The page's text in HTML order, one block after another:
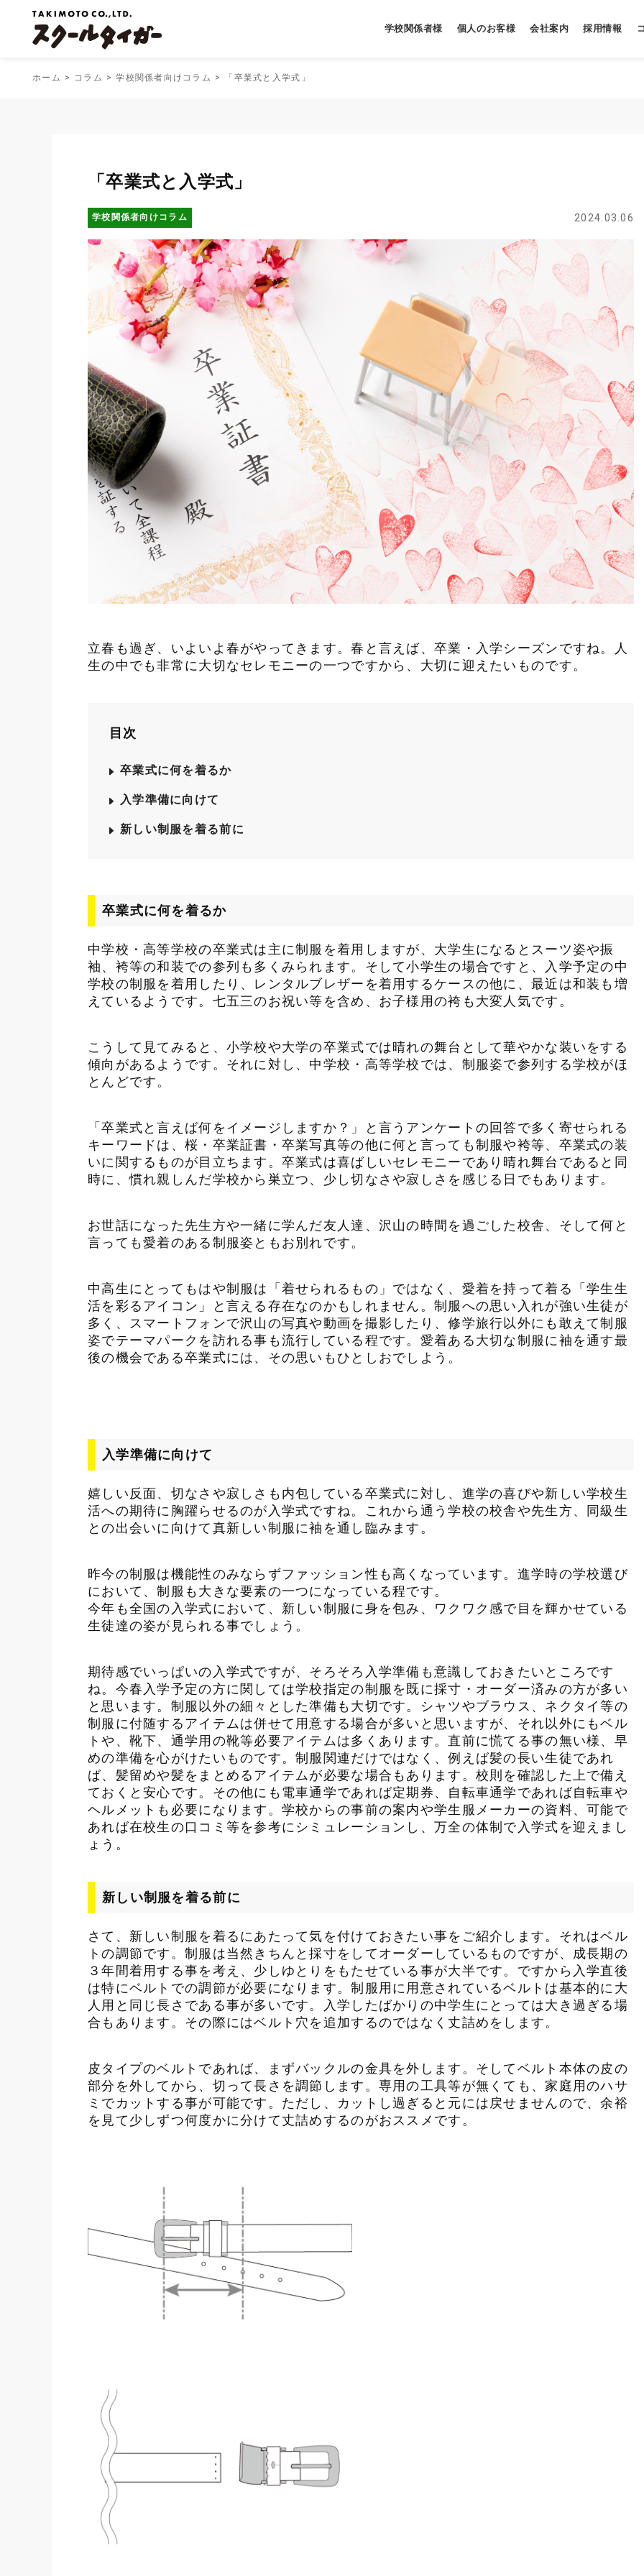
学校関係者様 個人のお客様 会社案内 採用情報
ホーム コラム 学校関係者向けコラム 「卒業式と入学式」
「卒業式と入学式」
学校関係者向けコラム 2024.03.06
立春も過ぎ、いよいよ春がやってきます。春と言えば、卒業・入学シーズンですね。人
生の中でも非常に大切なセレモニーの一つですから、大切に迎えたいものです。
目次
卒業式に何を着るか
入学準備に向けて
新しい制服を着る前に
卒業式に何を着るか
中学校・高等学校の卒業式は主に制服を着用しますが、大学生になるとスーツ姿や振
袖、袴等の和装での参列も多くみられます。そして小学生の場合ですと、入学予定の中
学校の制服を着用したり、レンタルブレザーを着用するケースの他に、最近は和装も増
えているようです。七五三のお祝い等を含め、お子様用の袴も大変人気です。
こうして見てみると、小学校や大学の卒業式では晴れの舞台として華やかな装いをする
傾向があるようです。それに対し、中学校・高等学校では、制服姿で参列する学校がほ
とんどです。
「卒業式と言えば何をイメージしますか？」と言うアンケートの回答で多く寄せられる
キーワードは、桜・卒業証書・卒業写真等の他に何と言っても制服や袴等、卒業式の装
いに関するものが目立ちます。卒業式は喜ばしいセレモニーであり晴れ舞台であると同
時に、慣れ親しんだ学校から巣立つ、少し切なさや寂しさを感じる日でもあります。
お世話になった先生方や一緒に学んだ友人達、沢山の時間を過ごした校舎、そして何と
言っても愛着のある制服姿ともお別れです。
中高生にとってもはや制服は「着せられるもの」ではなく、愛着を持って着る「学生生
活を彩るアイコン」と言える存在なのかもしれません。制服への思い入れが強い生徒が
多く、スマートフォンで沢山の写真や動画を撮影したり、修学旅行以外にも敢えて制服
姿でテーマパークを訪れる事も流行している程です。愛着ある大切な制服に袖を通す最
後の機会である卒業式には、その思いもひとしおでしよう。
入学準備に向けて
嬉しい反面、切なさや寂しさも内包している卒業式に対し、進学の喜びや新しい学校生
活への期待に胸躍らせるのが入学式ですね。これから通う学校の校舎や先生方、同級生
との出会いに向けて真新しい制服に袖を通し臨みます。
昨今の制服は機能性のみならずファッション性も高くなっています。進学時の学校選び
において、制服も大きな要素の一つになっている程です。
今年も全国の入学式において、新しい制服に身を包み、ワクワク感で目を輝かせている
生徒達の姿が見られる事でしょう。
期待感でいっぱいの入学式ですが、そろそろ入学準備も意識しておきたいところです
ね。今春入学予定の方に関しては学校指定の制服を既に採寸・オーダー済みの方が多い
と思います。制服以外の細々とした準備も大切です。シャツやブラウス、ネクタイ等の
制服に付随するアイテムは併せて用意する場合が多いと思いますが、それ以外にもベル
トや、靴下、通学用の靴等必要アイテムは多くあります。直前に慌てる事の無い様、早
めの準備を心がけたいものです。制服関連だけではなく、例えば髪の長い生徒であれ
ば、髪留めや髪をまとめるアイテムが必要な場合もあります。校則を確認した上で備え
ておくと安心です。その他にも電車通学であれば定期券、自転車通学であれば自転車や
ヘルメットも必要になります。学校からの事前の案内や学生服メーカーの資料、可能で
あれば在校生の口コミ等を参考にシミュレーションし、万全の体制で入学式を迎えまし
ょう。
新しい制服を着る前に
さて、新しい制服を着るにあたって気を付けておきたい事をご紹介します。それはベル
トの調節です。制服は当然きちんと採寸をしてオーダーしているものですが、成長期の
３年間着用する事を考え、少しゆとりをもたせている事が大半です。ですから入学直後
は特にベルトでの調節が必要になります。制服用に用意されているベルトは基本的に大
人用と同じ長さである事が多いです。入学したばかりの中学生にとっては大き過ぎる場
合もあります。その際にはベルト穴を追加するのではなく丈詰めをします。
皮タイプのベルトであれば、まずバックルの金具を外します。そしてベルト本体の皮の
部分を外してから、切って長さを調節します。専用の工具等が無くても、家庭用のハサ
ミでカットする事が可能です。ただし、カットし過ぎると元には戻せませんので、余裕
を見て少しずつ何度かに分けて丈詰めするのがおススメです。
学校関係者様
瀧本が選ばれる理由
制服採用実績
ショールーム
セミナー
校内展示会
今すぐ活用できるセミナー動画
よくあるご質問
個人のお客様
商品ラインナップ
会社案内
会社概要
SDGsへの取り組み
100年の歩み
カスタマーハラスメント基本方針
オンラインショップ お問い合わせ